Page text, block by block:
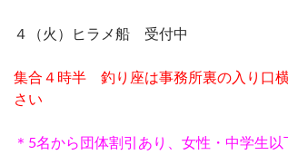
４（火）ヒラメ船 受付中
集合４時半 釣り座は事務所裏の入り口
さい
＊5名から団体割引あり、女性・中学生